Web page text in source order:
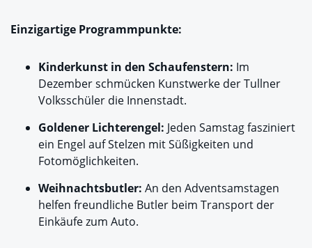
Einzigartige Programmpunkte:
Kinderkunst in den Schaufenstern: Im
Dezember schmücken Kunstwerke der Tullner
Volksschüler die Innenstadt.
Goldener Lichterengel: Jeden Samstag fasziniert
ein Engel auf Stelzen mit Süßigkeiten und
Fotomöglichkeiten.
Weihnachtsbutler: An den Adventsamstagen
helfen freundliche Butler beim Transport der
Einkäufe zum Auto.